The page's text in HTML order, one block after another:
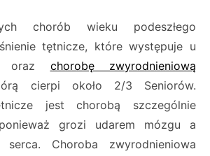
chorób wieku podeszłego
tętnicze, które występuje u
oraz chorobę zwyrodnieniową
cierpi około 2/3 Seniorów.
jest chorobą szczególnie
grozi udarem mózgu a
serca. Choroba zwyrodnieniowa